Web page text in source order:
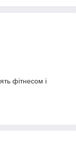
фітнесом і